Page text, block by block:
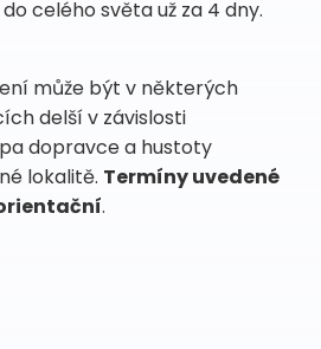
celého světa už za 4 dny.
může být v některých
delší v závislosti
dopravce a hustoty
lokalitě. Termíny uvedené
.